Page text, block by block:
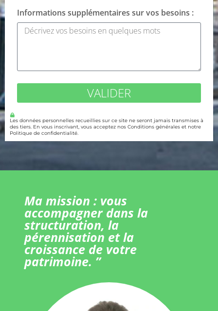
Informations supplémentaires sur vos besoins :
VALIDER
Les données personnelles recueillies sur ce site ne seront jamais transmises à
des tiers. En vous inscrivant, vous acceptez nos Conditions générales et notre
Politique de confidentialité.
Ma mission : vous
accompagner dans la
structuration, la
pérennisation et la
croissance de votre
patrimoine. ”